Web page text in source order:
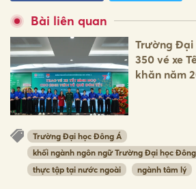
Bài liên quan
Trường Đại
350 vé xe
khăn năm
Trường Đại học Đông Á
khối ngành ngôn ngữ Trường Đại học
thực tập tại nước ngoài
ngành tâm lý